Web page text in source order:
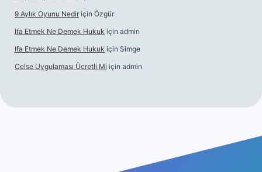
9 Aylık Oyunu Nedir için Özgür
Ifa Etmek Ne Demek Hukuk için admin
Ifa Etmek Ne Demek Hukuk için Simge
Celse Uygulaması Ücretli Mi için admin